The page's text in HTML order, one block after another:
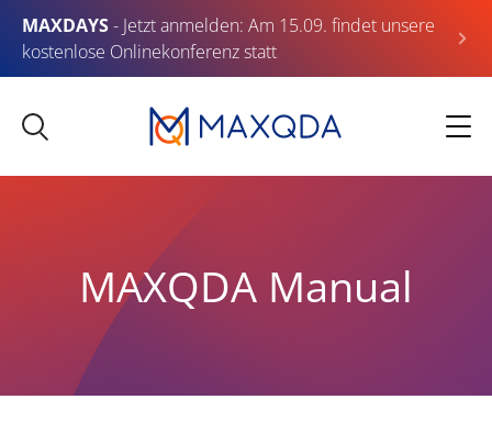
MAXDAYS- Jetzt anmelden: Am 15.09. findet unsere
kostenlose Onlinekonferenz statt
MAXQDA Manual